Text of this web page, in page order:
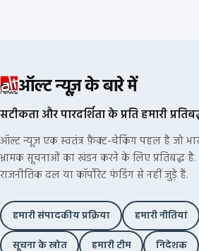
ऑल्ट न्यूज़ के बारे में
सटीकता और पारदर्शिता के प्रति हमारी
ऑल्ट न्यूज़ एक स्वतंत्र फ़ैक्ट-चेकिंग पहल है जो
भ्रामक सूचनाओं का खंडन करने के लिए प्रतिबद्ध
राजनीतिक दल या कॉर्पोरेट फंडिंग से नहीं जुड़े हैं.
हमारी संपादकीय प्रक्रिया
हमारी नीतियां
सूचना के स्रोत
हमारी टीम निदेशक